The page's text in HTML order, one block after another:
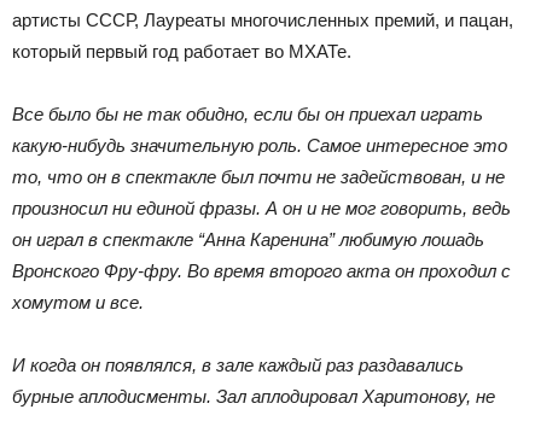
артисты СССР, Лауреаты многочисленных премий, и пацан,
который первый год работает во МХАТе.
Все было бы не так обидно, если бы он приехал играть
какую-нибудь значительную роль. Самое интересное это
то, что он в спектакле был почти не задействован, и не
произносил ни единой фразы. А он и не мог говорить, ведь
он играл в спектакле “Анна Каренина” любимую лошадь
Вронского Фру-фру. Во время второго акта он проходил с
хомутом и все.
И когда он появлялся, в зале каждый раз раздавались
бурные аплодисменты. Зал аплодировал Харитонову, не